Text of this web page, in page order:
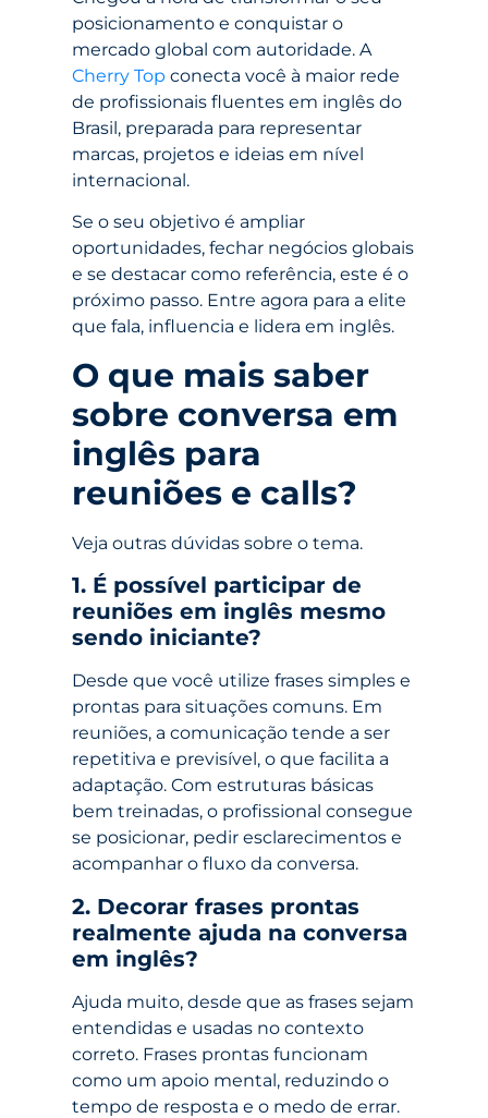
posicionamento e conquistar o
mercado global com autoridade. A
Cherry Top conecta você à maior rede
de profissionais fluentes em inglês do
Brasil, preparada para representar
marcas, projetos e ideias em nível
internacional.
Se o seu objetivo é ampliar
oportunidades, fechar negócios globais
e se destacar como referência, este é o
próximo passo. Entre agora para a elite
que fala, influencia e lidera em inglês.
O que mais saber
sobre conversa em
inglês para
reuniões e calls?
Veja outras dúvidas sobre o tema.
1. É possível participar de
reuniões em inglês mesmo
sendo iniciante?
Desde que você utilize frases simples e
prontas para situações comuns. Em
reuniões, a comunicação tende a ser
repetitiva e previsível, o que facilita a
adaptação. Com estruturas básicas
bem treinadas, o profissional consegue
se posicionar, pedir esclarecimentos e
acompanhar o fluxo da conversa.
2. Decorar frases prontas
realmente ajuda na conversa
em inglês?
Ajuda muito, desde que as frases sejam
entendidas e usadas no contexto
correto. Frases prontas funcionam
como um apoio mental, reduzindo o
tempo de resposta e o medo de errar.